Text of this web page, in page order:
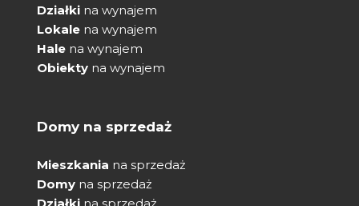
Działki na wynajem
Lokale na wynajem
Hale na wynajem
Obiekty na wynajem
Domy na sprzedaż
Mieszkania na sprzedaż
Domy na sprzedaż
Działki na sprzedaż